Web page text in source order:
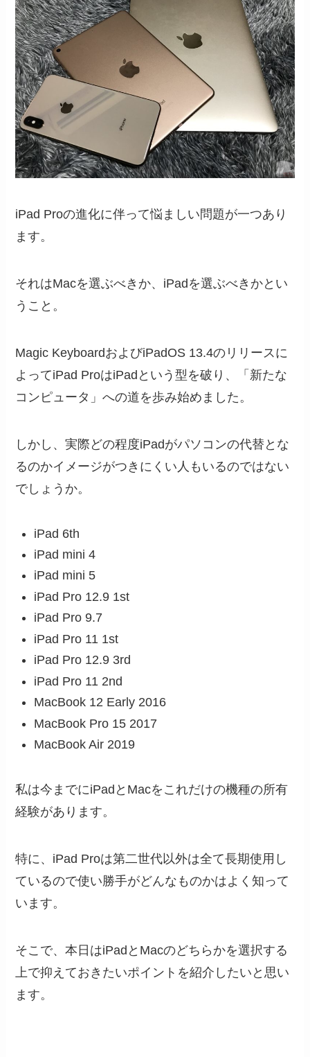
iPad Proの進化に伴って悩ましい問題が一つあり
ます。
それはMacを選ぶべきか、iPadを選ぶべきかとい
うこと。
Magic KeyboardおよびiPadOS 13.4のリリースに
よってiPad ProはiPadという型を破り、「新たな
コンピュータ」への道を歩み始めました。
しかし、実際どの程度iPadがパソコンの代替とな
るのかイメージがつきにくい人もいるのではない
でしょうか。
iPad 6th
iPad mini 4
iPad mini 5
iPad Pro 12.9 1st
iPad Pro 9.7
iPad Pro 11 1st
iPad Pro 12.9 3rd
iPad Pro 11 2nd
MacBook 12 Early 2016
MacBook Pro 15 2017
MacBook Air 2019
私は今までにiPadとMacをこれだけの機種の所有
経験があります。
特に、iPad Proは第二世代以外は全て長期使用し
ているので使い勝手がどんなものかはよく知って
います。
そこで、本日はiPadとMacのどちらかを選択する
上で抑えておきたいポイントを紹介したいと思い
ます。